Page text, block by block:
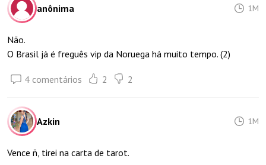
anônima 1M
Não.
O Brasil já é freguês vip da Noruega há muito tempo. (2)
4 comentários 2 2
Azkin 1M
Vence ñ, tirei na carta de tarot.